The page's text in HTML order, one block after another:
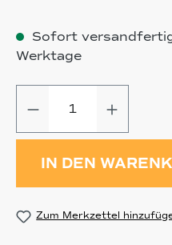
Sofort
Werktage
IN DEN
Zum Merkzettel